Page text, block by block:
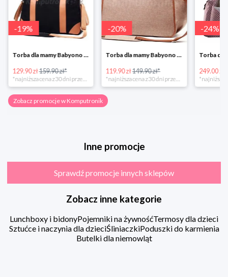
-19%
Torba dla mamy Babyono 1505/01 Comfort Icoinic 5/5
129.90 zł159.90 zł*
*najniższa cena z 30 dni przed obniżką
-20%
Torba dla mamy Babyono 1507/01 Comfort Chic w super cenie
119.90 zł149.90 zł*
-24%
249.00 zł
Zobacz promocje w Komputronik
Inne promocje
Sprawdź promocje innych sklepów
Zobacz inne kategorie
Lunchboxy i bidonyPojemniki na żywnośćTermosy dla dzieci
Sztućce i naczynia dla dzieciŚliniaczkiPoduszki do karmienia
Butelki dla niemowląt